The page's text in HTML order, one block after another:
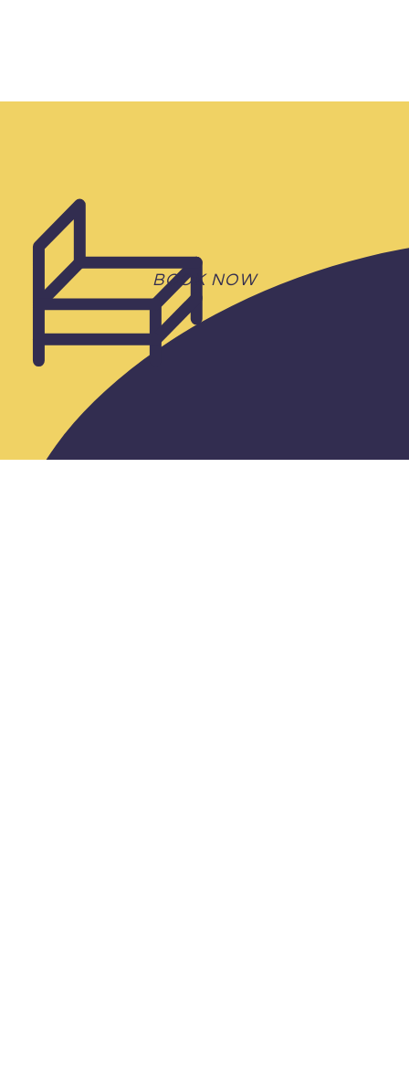
BOOK NOW
店舗名
んばEKIKAN店
所在地
大阪府大阪市浪速区敷津東1-1-21 なんば
Ekikan
徒歩25分
営業時間
8:00AM ~ 8:00PM
無休